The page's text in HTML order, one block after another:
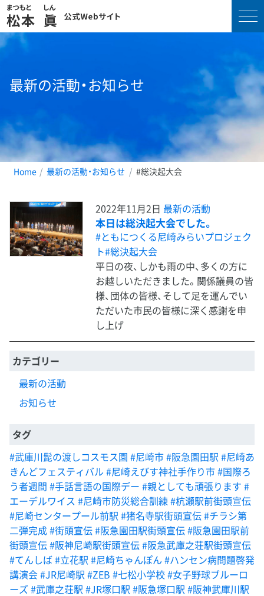
コ
ス
キ
ッ
最新の活動・お知らせ
Home 最新の活動・お知らせ #総決起大会
2022年11月2日 最新の活動
本日は総決起大会でした。
#ともにつくる尼崎みらいプロジェク
ト#総決起大会
平日の夜、しかも雨の中、多くの方に
お越しいただきました。関係議員の皆
様、団体の皆様、そして足を運んでい
ただいた市民の皆様に深く感謝を申
し上げ
カテゴリー
最新の活動
お知らせ
タグ
#武庫川髭の渡しコスモス園 #尼崎市#阪急園田駅 #尼崎あ
きんどフェスティバル #尼崎えびす神社手作り市#国際ろ
う者週間 #手話言語の国際デー #親としても頑張ります #
エーデルワイス #尼崎市防災総合訓練 #杭瀬駅前街頭宣伝
#尼崎センタープール前駅 #猪名寺駅街頭宣伝#チラシ第
二弾完成#街頭宣伝#阪急園田駅街頭宣伝#阪急園田駅前
街頭宣伝#阪神尼崎駅街頭宣伝#阪急武庫之荘駅街頭宣伝
#てんしば#立花駅 #尼崎ちゃんぽん #ハンセン病問題啓発
講演会#JR尼崎駅 #ZEB #七松小学校#女子野球ブルーロ
ーズ #武庫之荘駅 #JR塚口駅 #阪急塚口駅 #阪神武庫川駅